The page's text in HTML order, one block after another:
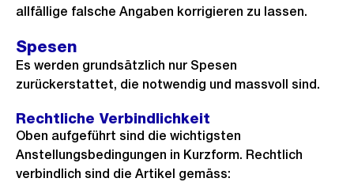
allfällige falsche Angaben korrigieren zu lassen.
Spesen
Es werden grundsätzlich nur Spesen
zurückerstattet, die notwendig und massvoll sind.
Rechtliche Verbindlichkeit
Oben aufgeführt sind die wichtigsten
Anstellungsbedingungen in Kurzform. Rechtlich
verbindlich sind die Artikel gemäss: